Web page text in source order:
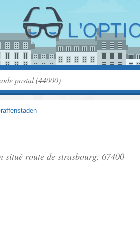
situé route de strasbourg, 67400